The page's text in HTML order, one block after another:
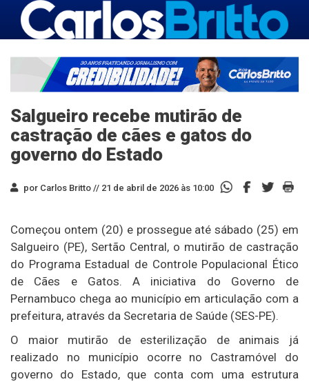
Salgueiro recebe mutirão de
castração de cães e gatos do
governo do Estado
por Carlos Britto // 21 de abril de 2026 às 10:00
Começou ontem (20) e prossegue até sábado (25) em
Salgueiro (PE), Sertão Central, o mutirão de castração
do Programa Estadual de Controle Populacional Ético
de Cães e Gatos. A iniciativa do Governo de
Pernambuco chega ao município em articulação com a
prefeitura, através da Secretaria de Saúde (SES-PE).
O maior mutirão de esterilização de animais já
realizado no município ocorre no Castramóvel do
governo do Estado, que conta com uma estrutura